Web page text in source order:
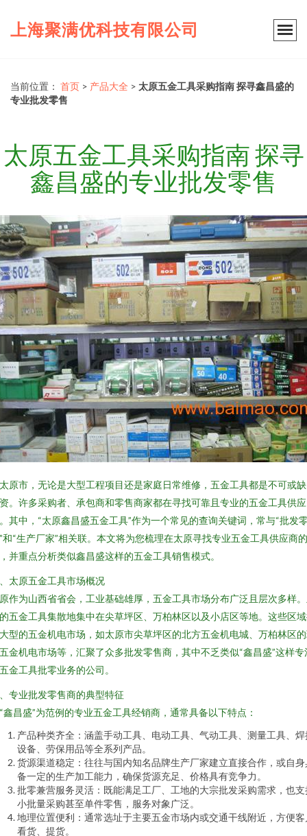
上海聚满优科技有限公司
当前位置： 首页 > 产品大全 > 太原五金工具采购指南 探寻鑫昌盛的
专业批发零售
太原五金工具采购指南 探寻
鑫昌盛的专业批发零售
原市，无论是大型工程项目还是家庭日常维修，五金工具都是不可或
。许多采购者、承包商和零售商家都在寻找可靠且专业的五金工具供应
其中，“太原鑫昌盛五金工具”作为一个常见的查询关键词，常与“批发
和“生产厂家”相关联。本文将为您梳理在太原寻找专业五金工具供应商
并重点分析类似鑫昌盛这样的五金工具销售模式。
太原五金工具市场概况
作为山西省省会，工业基础雄厚，五金工具市场分布广泛且层次多样
五金工具集散地集中在尖草坪区、万柏林区以及小店区等地。这些区
型的五金机电市场，如太原市尖草坪区的北方五金机电城、万柏林区
金机电市场等，汇聚了众多批发零售商，其中不乏类似“鑫昌盛”这样专
金工具批零业务的公司。
专业批发零售商的典型特征
鑫昌盛”为范例的专业五金工具经销商，通常具备以下特点：
产品种类齐全：涵盖手动工具、电动工具、气动工具、测量工具、焊
设备、劳保用品等全系列产品。
货源渠道稳定：往往与国内知名品牌生产厂家建立直接合作，或自身
备一定的生产加工能力，确保货源充足、价格具有竞争力。
批零兼营服务灵活：既能满足工厂、工地的大宗批发采购需求，也支
小批量采购甚至单件零售，服务对象广泛。
地理位置便利：通常选址于主要五金市场内或交通干线附近，方便客
看货、提货。